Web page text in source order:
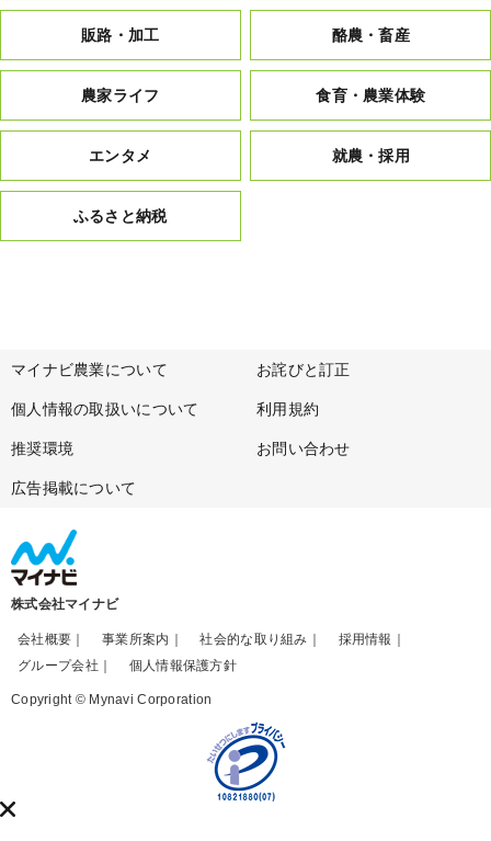
販路・加工 酪農・畜産
農家ライフ 食育・農業体験
エンタメ 就農・採用
ふるさと納税
マイナビ農業について お詫びと訂正
個人情報の取扱いについて 利用規約
推奨環境 お問い合わせ
広告掲載について
株式会社マイナビ
会社概要 事業所案内 社会的な取り組み
採用情報
グループ会社
個人情報保護方針
Copyright © Mynavi Corporation